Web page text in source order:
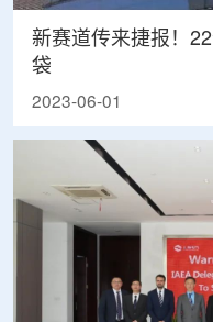
新赛道传来捷报！
袋
2023-06-01